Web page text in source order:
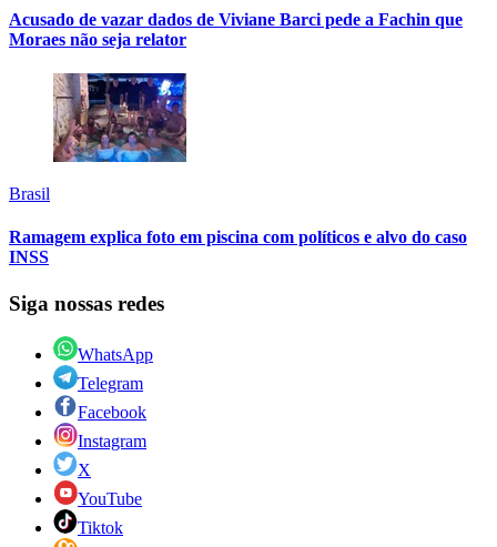
Acusado de vazar dados de Viviane Barci pede a Fachin que
Moraes não seja relator
Brasil
Ramagem explica foto em piscina com políticos e alvo do caso
INSS
Siga nossas redes
WhatsApp
Telegram
Facebook
Instagram
X
YouTube
Tiktok